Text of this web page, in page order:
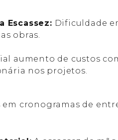
Escassez: Dificuldade
obras.
aumento de custos
nos projetos.
em cronogramas de